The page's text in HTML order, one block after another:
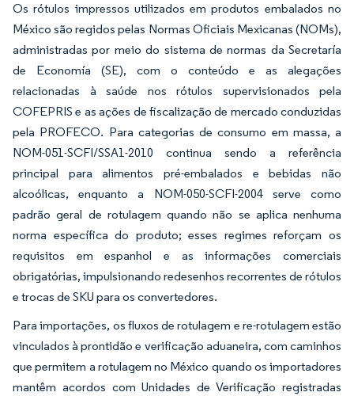
Os rótulos impressos utilizados em produtos embalados no
México são regidos pelas Normas Oficiais Mexicanas (NOMs),
administradas por meio do sistema de normas da Secretaría
de Economía (SE), com o conteúdo e as alegações
relacionadas à saúde nos rótulos supervisionados pela
COFEPRIS e as ações de fiscalização de mercado conduzidas
pela PROFECO. Para categorias de consumo em massa, a
NOM-051-SCFI/SSA1-2010 continua sendo a referência
principal para alimentos pré-embalados e bebidas não
alcoólicas, enquanto a NOM-050-SCFI-2004 serve como
padrão geral de rotulagem quando não se aplica nenhuma
norma específica do produto; esses regimes reforçam os
requisitos em espanhol e as informações comerciais
obrigatórias, impulsionando redesenhos recorrentes de rótulos
e trocas de SKU para os convertedores.
Para importações, os fluxos de rotulagem e re-rotulagem estão
vinculados à prontidão e verificação aduaneira, com caminhos
que permitem a rotulagem no México quando os importadores
mantêm acordos com Unidades de Verificação registradas